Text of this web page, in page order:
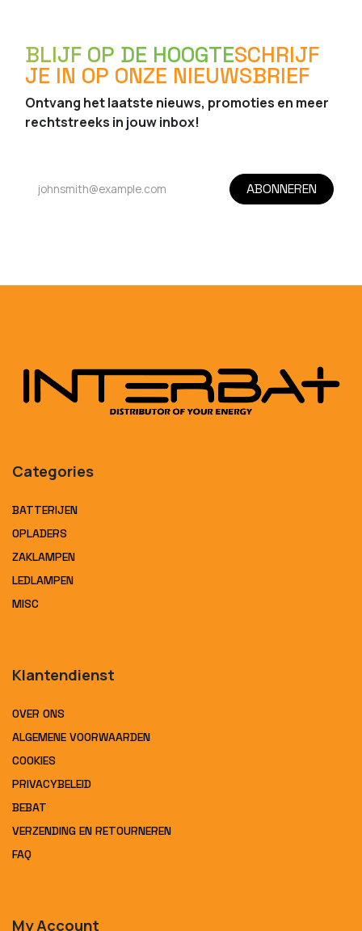
BLIJF OP DE HOOGTESCHRIJF
JE IN OP ONZE NIEUWSBRIEF
Ontvang het laatste nieuws, promoties en meer
rechtstreeks in jouw inbox!
ABONNEREN
Categories
BATTERIJEN
OPLADERS
ZAKLAMPEN
LEDLAMPEN
MISC
Klantendienst
OVER ONS
ALGEMENE VOORWAARDEN
COOKIES
PRIVACYBELEID
BEBAT
VERZENDING EN RETOURNEREN
FAQ
My Account